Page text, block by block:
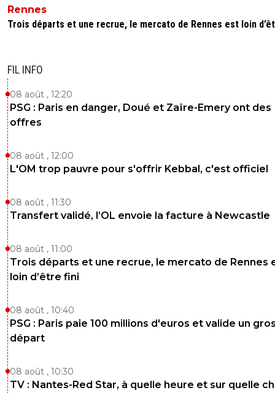
Rennes
Trois départs et une recrue, le mercato de Rennes est loin
FIL INFO
08 août , 12:20
PSG : Paris en danger, Doué et Zaïre-Emery ont des
offres
08 août , 12:00
L'OM trop pauvre pour s'offrir Kebbal, c'est officiel
08 août , 11:30
Transfert validé, l’OL envoie la facture à Newcastle
08 août , 11:00
Trois départs et une recrue, le mercato de Rennes
loin d’être fini
08 août , 10:40
PSG : Paris paie 100 millions d'euros et valide un
départ
08 août , 10:30
TV : Nantes-Red Star, à quelle heure et sur quelle